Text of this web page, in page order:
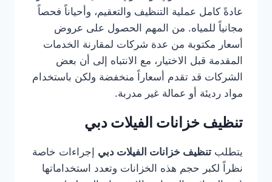
عادةً كامل عملية التنظيف والتعقيم، وأحياناً فحصاً
مجانياً للمياه. من المهم الحصول على عروض
أسعار مكتوبة من عدة شركات لمقارنة الخدمات
المقدمة قبل الاختيار، مع الانتباه إلى أن بعض
الشركات قد تقدم أسعاراً منخفضة ولكن باستخدام
مواد رديئة أو عمالة غير مدربة.
تنظيف خزانات الفيلات دبي
يتطلب تنظيف خزانات الفيلات دبي إجراءات خاصة
نظراً لكبر حجم هذه الخزانات وتعدد استخداماتها